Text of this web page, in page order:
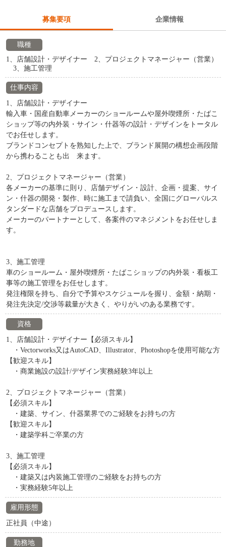
募集要項 企業情報
職種
1、店舗設計・デザイナー 2、プロジェクトマネージャー（営業）
3、施工管理
仕事内容
1、店舗設計・デザイナー
輸入車・国産自動車メーカーのショールームや屋外喫煙所・たばこ
ショップ等の内外装・サイン・什器等の設計・デザインをトータル
でお任せします。
ブランドコンセプトを熟知した上で、ブランド展開の構想企画段階
から携わることも出 来ます。
2、プロジェクトマネージャー（営業）
各メーカーの基準に則り、店舗デザイン・設計、企画・提案、サイ
ン・什器の開発・製作、時に施工まで請負い、全国にグローバルス
タンダードな店舗をプロデュースします。
メーカーのパートナーとして、各案件のマネジメントをお任せしま
す。
3、施工管理
車のショールーム・屋外喫煙所・たばこショップの内外装・看板工
事等の施工管理をお任せします。
発注権限を持ち、自分で予算やスケジュールを握り、金額・納期・
発注先決定/交渉等裁量が大きく、やりがいのある業務です。
資格
1、店舗設計・デザイナー【必須スキル】
・Vectorworks又はAutoCAD、Illustrator、Photoshopを使用可能な方
【歓迎スキル】
・商業施設の設計/デザイン実務経験3年以上
2、プロジェクトマネージャー（営業）
【必須スキル】
・建築、サイン、什器業界でのご経験をお持ちの方
【歓迎スキル】
・建築学科ご卒業の方
3、施工管理
【必須スキル】
・建築又は内装施工管理のご経験をお持ちの方
・実務経験5年以上
雇用形態
正社員（中途）
勤務地